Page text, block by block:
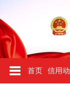
首页 信用